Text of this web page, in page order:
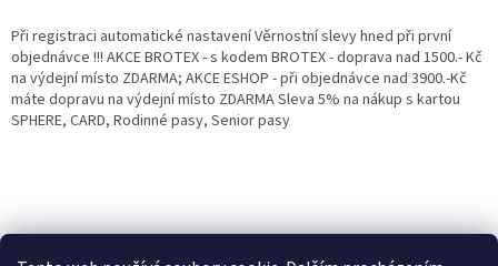
Při registraci automatické nastavení Věrnostní slevy hned při první
objednávce !!! AKCE BROTEX - s kodem BROTEX - doprava nad 1500.- Kč
na výdejní místo ZDARMA; AKCE ESHOP - při objednávce nad 3900.-Kč
máte dopravu na výdejní místo ZDARMA Sleva 5% na nákup s kartou
SPHERE, CARD, Rodinné pasy, Senior pasy